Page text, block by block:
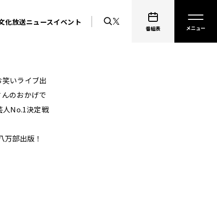
化放送ニュースイベント
番組表
いライブ出
のおかげで
人No.1決定戦
部出版！